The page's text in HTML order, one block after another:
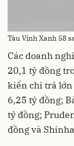
Tàu Vịnh Xanh 58
Các doanh
20,1 tỷ đồng
kiến chi trả lớn
6,25 tỷ đồng;
tỷ đồng;
đồng và